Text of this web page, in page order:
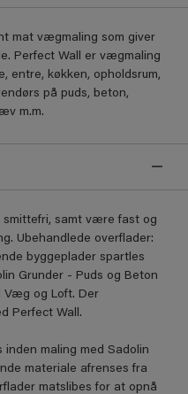
mat vægmaling som giver
Perfect Wall er vægmaling
entre, køkken, opholdsrum,
på puds, beton,
m.m.
samt være fast og
Ubehandlede overflader:
byggeplader spartles
Grunder - Puds og Beton
Væg og Loft. Der
Perfect Wall.
maling med Sadolin
materiale afrenses fra
matslibes for at opnå